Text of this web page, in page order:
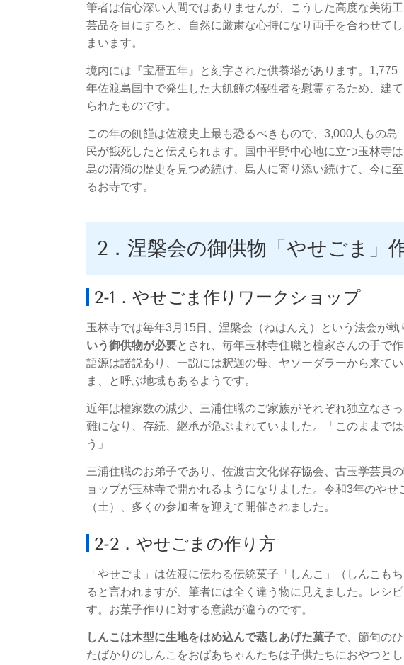
筆者は信心深い人間ではありませんが、こうした高度な美術工
芸品を目にすると、自然に厳粛な心持になり両手を合わせてし
まいます。
境内には『宝暦五年』と刻字された供養塔があります。1,775
年佐渡島国中で発生した大飢饉の犠牲者を慰霊するため、建て
られたものです。
この年の飢饉は佐渡史上最も恐るべきもので、3,000人もの島
民が餓死したと伝えられます。国中平野中心地に立つ玉林寺は
島の清濁の歴史を見つめ続け、島人に寄り添い続けて、今に至
るお寺です。
2．涅槃会の御供物「やせごま」
2-1．やせごま作りワークショップ
玉林寺では毎年3月15日、涅槃会（ねはんえ）という法会が執
いう御供物が必要とされ、毎年玉林寺住職と檀家さんの手で
語源は諸説あり、一説には釈迦の母、ヤソーダラーから来て
ま、と呼ぶ地域もあるようです。
近年は檀家数の減少、三浦住職のご家族がそれぞれ独立なさ
難になり、存続、継承が危ぶまれていました。「このままで
う」
三浦住職のお弟子であり、佐渡古文化保存協会、古玉学芸員
ョップが玉林寺で開かれるようになりました。令和3年のやせ
（土）、多くの参加者を迎えて開催されました。
2-2．やせごまの作り方
「やせごま」は佐渡に伝わる伝統菓子「しんこ」（しんこも
ると言われますが、筆者には全く違う物に見えました。レシ
す。お菓子作りに対する意識が違うのです。
しんこは木型に生地をはめ込んで蒸しあげた菓子で、節句の
たばかりのしんこをおばあちゃんたちは子供たちにおやつと